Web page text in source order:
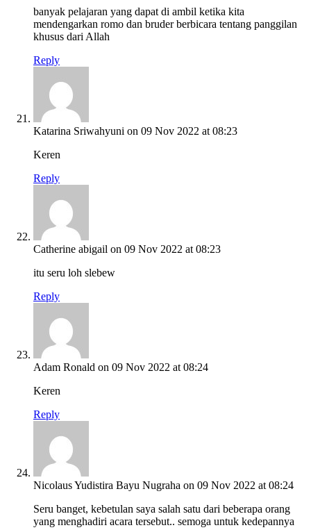
banyak pelajaran yang dapat di ambil ketika kita
mendengarkan romo dan bruder berbicara tentang panggilan
khusus dari Allah
Reply
Katarina Sriwahyuni on 09 Nov 2022 at 08:23
Keren
Reply
Catherine abigail on 09 Nov 2022 at 08:23
itu seru loh slebew
Reply
Adam Ronald on 09 Nov 2022 at 08:24
Keren
Reply
Nicolaus Yudistira Bayu Nugraha on 09 Nov 2022 at 08:24
Seru banget, kebetulan saya salah satu dari beberapa orang
yang menghadiri acara tersebut.. semoga untuk kedepannya